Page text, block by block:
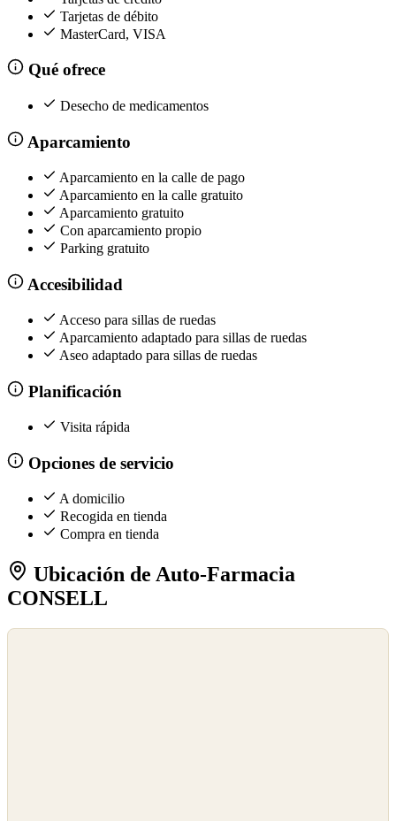
Tarjetas de débito
MasterCard, VISA
Qué ofrece
Desecho de medicamentos
Aparcamiento
Aparcamiento en la calle de pago
Aparcamiento en la calle gratuito
Aparcamiento gratuito
Con aparcamiento propio
Parking gratuito
Accesibilidad
Acceso para sillas de ruedas
Aparcamiento adaptado para sillas de ruedas
Aseo adaptado para sillas de ruedas
Planificación
Visita rápida
Opciones de servicio
A domicilio
Recogida en tienda
Compra en tienda
Ubicación de Auto-Farmacia
CONSELL